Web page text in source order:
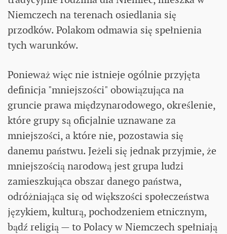
Niemczech na terenach osiedlania się
przodków. Polakom odmawia się spełnienia
tych warunków.
Ponieważ więc nie istnieje ogólnie przyjęta
definicja "mniejszości" obowiązująca na
gruncie prawa międzynarodowego, określenie,
które grupy są oficjalnie uznawane za
mniejszości, a które nie, pozostawia się
danemu państwu. Jeżeli się jednak przyjmie, że
mniejszością narodową jest grupa ludzi
zamieszkująca obszar danego państwa,
odróżniająca się od większości społeczeństwa
językiem, kulturą, pochodzeniem etnicznym,
bądź religią — to Polacy w Niemczech spełniają